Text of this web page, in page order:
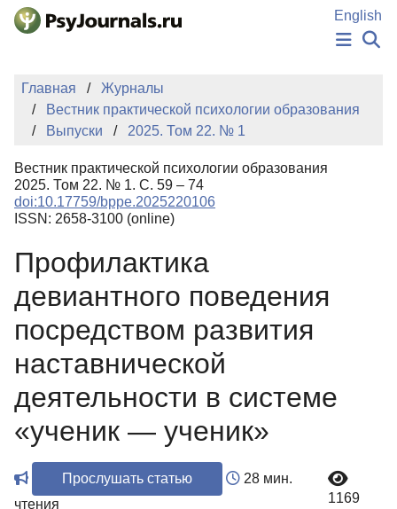
Перейти к основному содержанию
English
НОВОСТИ
ИЗДАНИЯ
АВТОРЫ
БАЗА ЗНАНИЙ
КЛЮЧЕВЫЕ СЛОВА
Регистрация
Главная
Журналы
Вестник практической психологии образования
Выпуски
2025. Том 22. № 1
Вестник практической психологии образования
2025. Том 22. № 1. С. 59 – 74
doi:10.17759/bppe.2025220106
ISSN: 2658-3100 (online)
Профилактика
девиантного поведения
посредством развития
наставнической
деятельности в системе
«ученик — ученик»
Прослушать статью
28 мин.
чтения
1169